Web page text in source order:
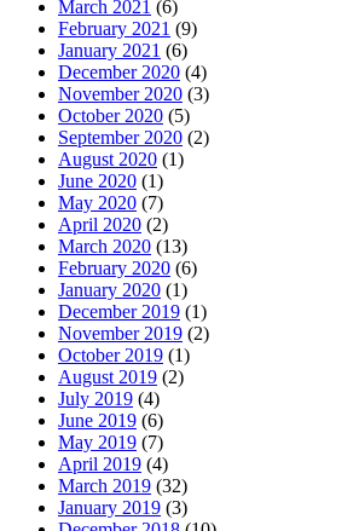
March 2021 (6)
February 2021 (9)
January 2021 (6)
December 2020 (4)
November 2020 (3)
October 2020 (5)
September 2020 (2)
August 2020 (1)
June 2020 (1)
May 2020 (7)
April 2020 (2)
March 2020 (13)
February 2020 (6)
January 2020 (1)
December 2019 (1)
November 2019 (2)
October 2019 (1)
August 2019 (2)
July 2019 (4)
June 2019 (6)
May 2019 (7)
April 2019 (4)
March 2019 (32)
January 2019 (3)